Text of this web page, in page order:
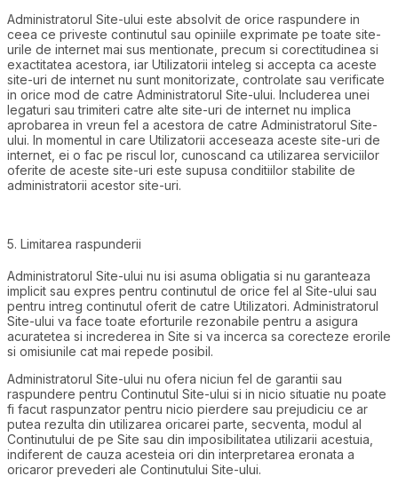
Administratorul Site-ului este absolvit de orice raspundere in
ceea ce priveste continutul sau opiniile exprimate pe toate site-
urile de internet mai sus mentionate, precum si corectitudinea si
exactitatea acestora, iar Utilizatorii inteleg si accepta ca aceste
site-uri de internet nu sunt monitorizate, controlate sau verificate
in orice mod de catre Administratorul Site-ului. Includerea unei
legaturi sau trimiteri catre alte site-uri de internet nu implica
aprobarea in vreun fel a acestora de catre Administratorul Site-
ului. In momentul in care Utilizatorii acceseaza aceste site-uri de
internet, ei o fac pe riscul lor, cunoscand ca utilizarea serviciilor
oferite de aceste site-uri este supusa conditiilor stabilite de
administratorii acestor site-uri.
5. Limitarea raspunderii
Administratorul Site-ului nu isi asuma obligatia si nu garanteaza
implicit sau expres pentru continutul de orice fel al Site-ului sau
pentru intreg continutul oferit de catre Utilizatori. Administratorul
Site-ului va face toate eforturile rezonabile pentru a asigura
acuratetea si increderea in Site si va incerca sa corecteze erorile
si omisiunile cat mai repede posibil.
Administratorul Site-ului nu ofera niciun fel de garantii sau
raspundere pentru Continutul Site-ului si in nicio situatie nu poate
fi facut raspunzator pentru nicio pierdere sau prejudiciu ce ar
putea rezulta din utilizarea oricarei parte, secventa, modul al
Continutului de pe Site sau din imposibilitatea utilizarii acestuia,
indiferent de cauza acesteia ori din interpretarea eronata a
oricaror prevederi ale Continutului Site-ului.